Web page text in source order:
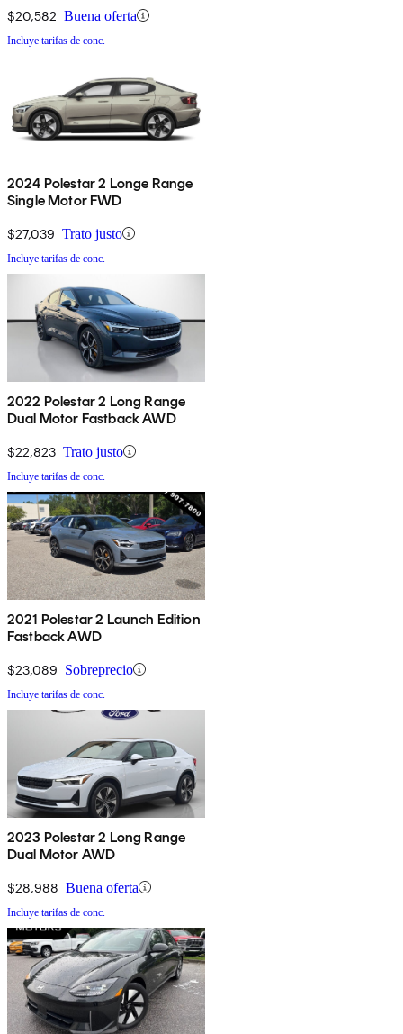
$20,582 Buena oferta
Incluye tarifas de conc.
2024 Polestar 2 Longe Range
Single Motor FWD
$27,039 Trato justo
Incluye tarifas de conc.
2022 Polestar 2 Long Range
Dual Motor Fastback AWD
$22,823 Trato justo
Incluye tarifas de conc.
2021 Polestar 2 Launch Edition
Fastback AWD
$23,089 Sobreprecio
Incluye tarifas de conc.
2023 Polestar 2 Long Range
Dual Motor AWD
$28,988 Buena oferta
Incluye tarifas de conc.